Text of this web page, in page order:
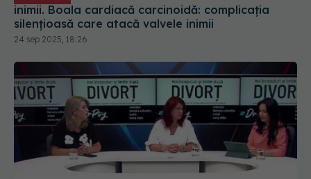
inimii. Boala cardiacă carcinoidă: complicația
silențioasă care atacă valvele inimii
24 sep 2025, 18:26